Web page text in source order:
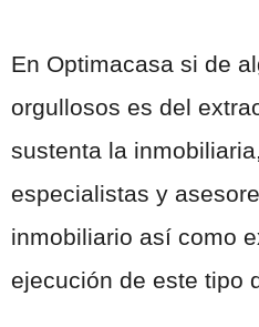
En Optimacasa si de
orgullosos es del
sustenta la
especialistas y
inmobiliario así como
ejecución de este tipo